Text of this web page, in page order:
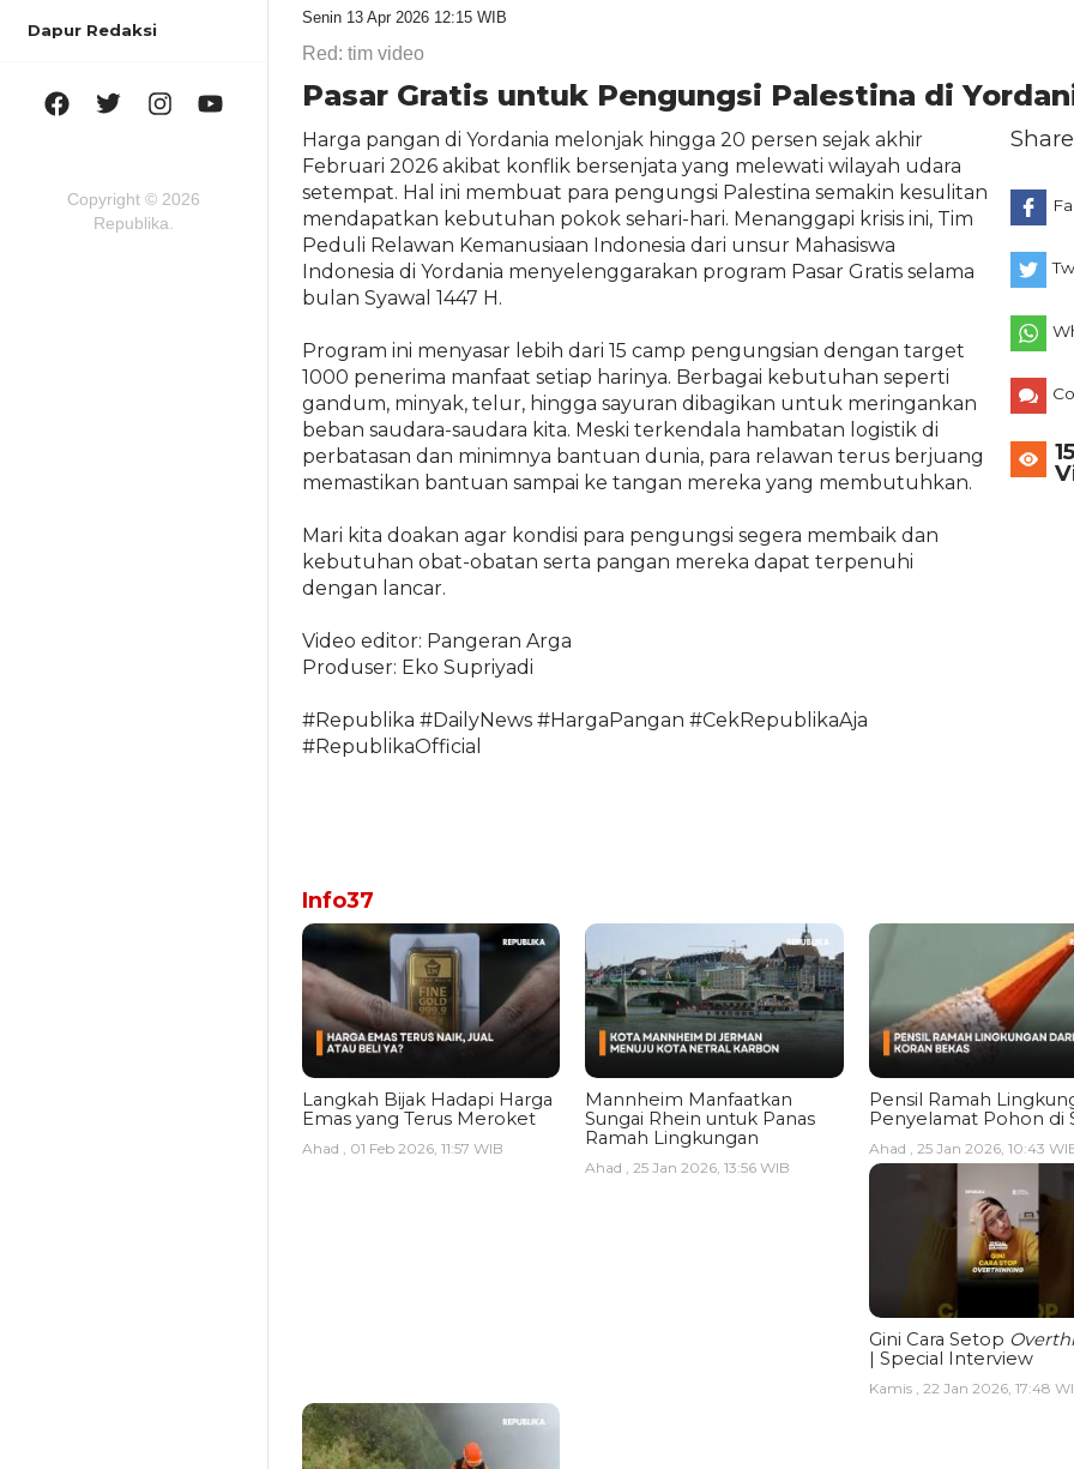
Dapur Redaksi
Copyright © 2026
Republika.
Senin 13 Apr 2026 12:15 WIB
Red: tim video
Pasar Gratis untuk Pengungsi Palestina di
Harga pangan di Yordania melonjak hingga 20 persen sejak akhir
Februari 2026 akibat konflik bersenjata yang melewati wilayah udara
setempat. Hal ini membuat para pengungsi Palestina semakin kesulitan
mendapatkan kebutuhan pokok sehari-hari. Menanggapi krisis ini, Tim
Peduli Relawan Kemanusiaan Indonesia dari unsur Mahasiswa
Indonesia di Yordania menyelenggarakan program Pasar Gratis selama
bulan Syawal 1447 H.
Program ini menyasar lebih dari 15 camp pengungsian dengan target
1000 penerima manfaat setiap harinya. Berbagai kebutuhan seperti
gandum, minyak, telur, hingga sayuran dibagikan untuk meringankan
beban saudara-saudara kita. Meski terkendala hambatan logistik di
perbatasan dan minimnya bantuan dunia, para relawan terus berjuang
memastikan bantuan sampai ke tangan mereka yang membutuhkan.
Mari kita doakan agar kondisi para pengungsi segera membaik dan
kebutuhan obat-obatan serta pangan mereka dapat terpenuhi
dengan lancar.
Video editor: Pangeran Arga
Produser: Eko Supriyadi
#Republika #DailyNews #HargaPangan #CekRepublikaAja
#RepublikaOfficial
Info37
Langkah Bijak Hadapi Harga
Emas yang Terus Meroket
Ahad , 01 Feb 2026, 11:57 WIB
Mannheim Manfaatkan
Sungai Rhein untuk Panas
Ramah Lingkungan
Ahad , 25 Jan 2026, 13:56 WIB
Pensil Ramah
Penyelamat Pohon di
Ahad , 25 Jan 2026, 10:43
Gini Cara Setop
| Special Interview
Kamis , 22 Jan 2026, 17:48